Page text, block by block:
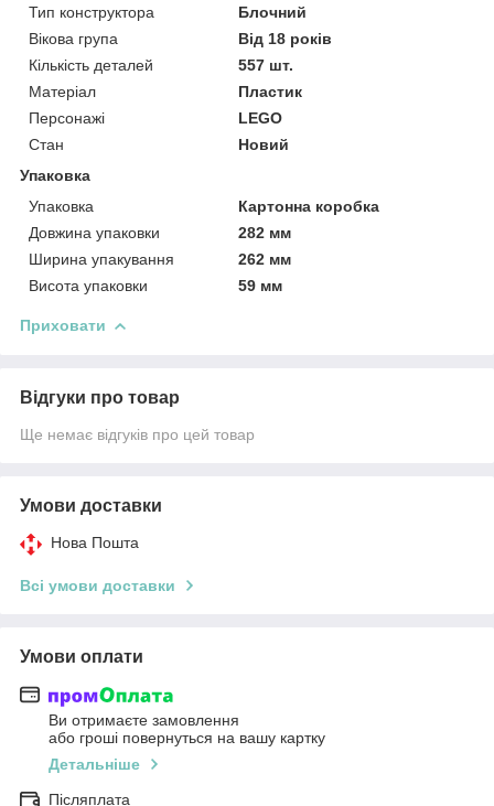
Тип конструктора
Блочний
Вікова група
Від 18 років
Кількість деталей
557 шт.
Матеріал
Пластик
Персонажі
LEGO
Стан
Новий
Упаковка
Упаковка
Картонна коробка
Довжина упаковки
282 мм
Ширина упакування
262 мм
Висота упаковки
59 мм
Приховати
Відгуки про товар
Ще немає відгуків про цей товар
Умови доставки
Нова Пошта
Всі умови доставки
Умови оплати
Ви отримаєте замовлення
або гроші повернуться на вашу картку
Детальніше
Післяплата